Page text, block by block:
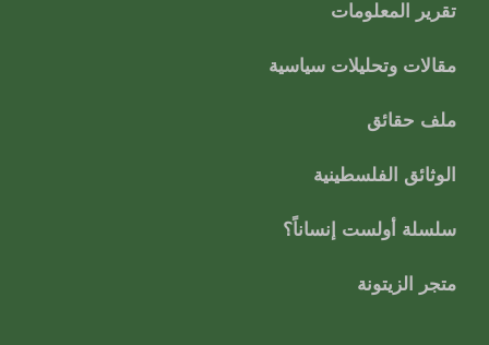
تقرير المعلومات
مقالات وتحليلات سياسية
ملف حقائق
الوثائق الفلسطينية
سلسلة أولست إنساناً؟
متجر الزيتونة